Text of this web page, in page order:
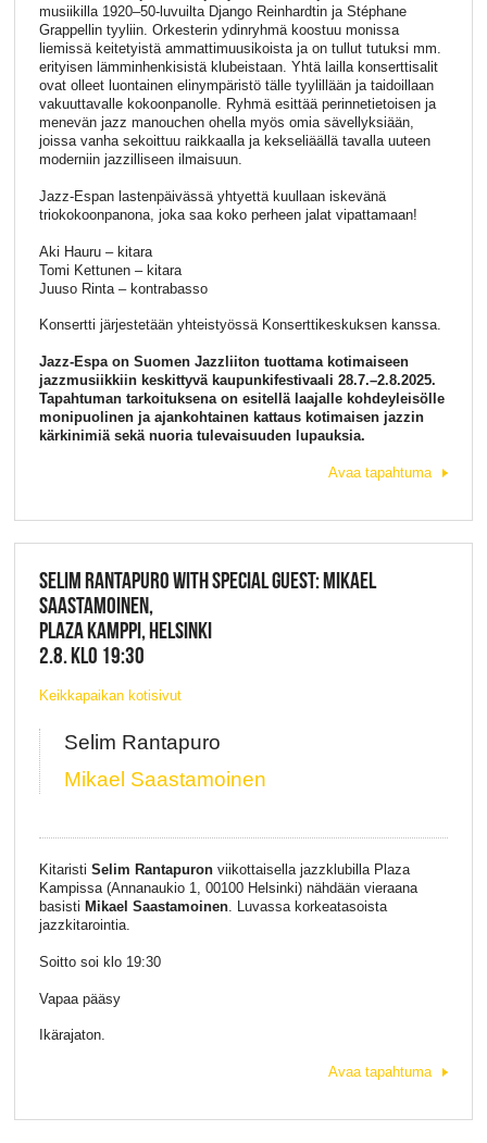
musiikilla 1920–50-luvuilta Django Reinhardtin ja Stéphane
Grappellin tyyliin. Orkesterin ydinryhmä koostuu monissa
liemissä keitetyistä ammattimuusikoista ja on tullut tutuksi mm.
erityisen lämminhenkisistä klubeistaan. Yhtä lailla konserttisalit
ovat olleet luontainen elinympäristö tälle tyylillään ja taidoillaan
vakuuttavalle kokoonpanolle. Ryhmä esittää perinnetietoisen ja
menevän jazz manouchen ohella myös omia sävellyksiään,
joissa vanha sekoittuu raikkaalla ja kekseliäällä tavalla uuteen
moderniin jazzilliseen ilmaisuun.
Jazz-Espan lastenpäivässä yhtyettä kuullaan iskevänä
triokokoonpanona, joka saa koko perheen jalat vipattamaan!
Aki Hauru – kitara
Tomi Kettunen – kitara
Juuso Rinta – kontrabasso
Konsertti järjestetään yhteistyössä Konserttikeskuksen kanssa.
Jazz-Espa on Suomen Jazzliiton tuottama kotimaiseen
jazzmusiikkiin keskittyvä kaupunkifestivaali 28.7.–2.8.2025.
Tapahtuman tarkoituksena on esitellä laajalle kohdeyleisölle
monipuolinen ja ajankohtainen kattaus kotimaisen jazzin
kärkinimiä sekä nuoria tulevaisuuden lupauksia.
Avaa tapahtuma
SELIM RANTAPURO WITH SPECIAL GUEST: MIKAEL
SAASTAMOINEN,
PLAZA KAMPPI, HELSINKI
2.8. KLO 19:30
Keikkapaikan kotisivut
Selim Rantapuro
Mikael Saastamoinen
Kitaristi Selim Rantapuronviikottaisella jazzklubilla Plaza
Kampissa (Annanaukio 1, 00100 Helsinki) nähdään vieraana
basisti Mikael Saastamoinen. Luvassa korkeatasoista
jazzkitarointia.
Soitto soi klo 19:30
Vapaa pääsy
Ikärajaton.
Avaa tapahtuma